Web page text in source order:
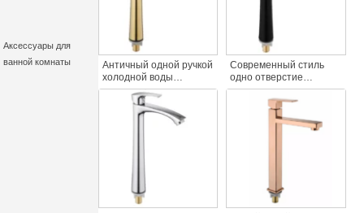
Аксессуары для
ванной комнаты
холодный
Античный одной ручкой
холодной воды
бассейна кран качества
цинка тела кран
высокий тела палубе
монтируется одно
Современный стиль
одно отверстие
бассейн кран фантазии
черный высокий один
рычаг мыть кран цинк
отделка одни ручки